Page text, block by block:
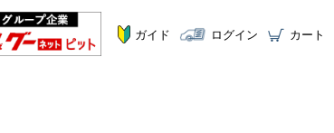
ガイド ログイン カート